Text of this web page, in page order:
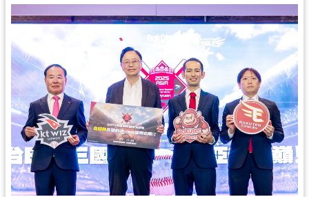
通
錄
業
務
資
訊
訊
息
公